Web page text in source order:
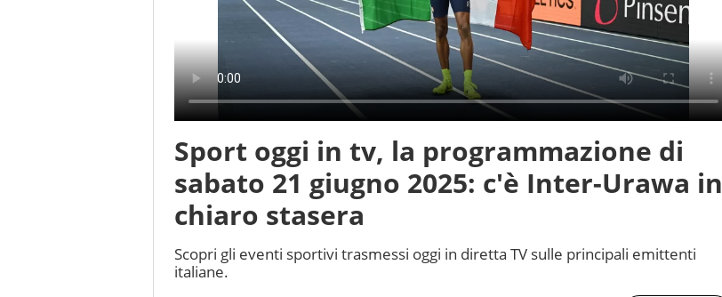
Sport oggi in tv, la programmazione di
sabato 21 giugno 2025: c'è Inter-Urawa in
chiaro stasera
Scopri gli eventi sportivi trasmessi oggi in diretta TV sulle principali emittenti
italiane.